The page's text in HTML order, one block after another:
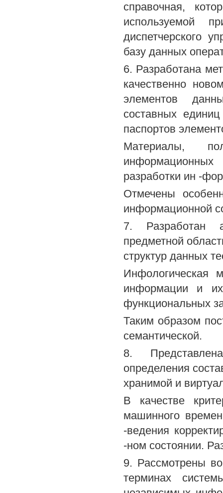
справочная,
используемой
диспетчерского
базу данных
6. Разработана
качественно
элементов
составных
паспортов
Материалы,
разработки ин -
Отмечены
информационной
7. Разработан
предметной
структур данных
Инфологическая
информации и их
функциональных
Таким образом
семантической.
8.
определения
хранимой и
В качестве
машинного
-ведения
-ном состоянии.
9. Рассмотрены
терминах